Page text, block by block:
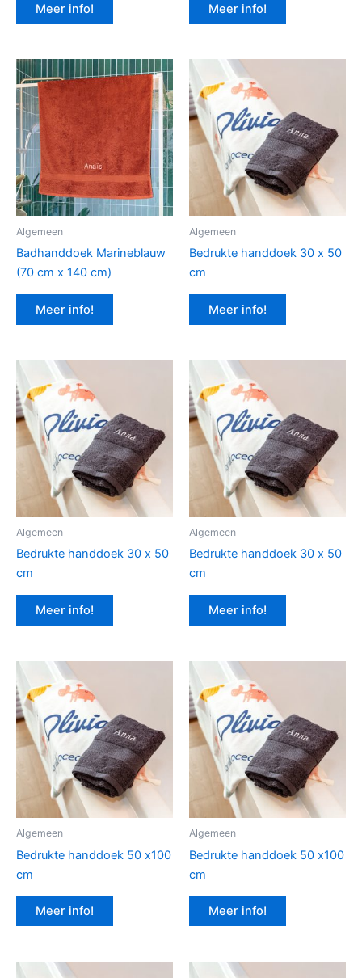
Meer info! Meer info!
Algemeen
Badhanddoek Marineblauw
(70 cm x 140 cm)
Meer info!
Algemeen
Bedrukte handdoek 30 x 50
cm
Meer info!
Algemeen
Bedrukte handdoek 30 x 50
cm
Meer info!
Algemeen
Bedrukte handdoek 30 x 50
cm
Meer info!
Algemeen
Bedrukte handdoek 50 x100
cm
Meer info!
Algemeen
Bedrukte handdoek 50 x100
cm
Meer info!